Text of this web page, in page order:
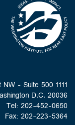
Homepage
1111 19th Street NW - Suite 500
D.C. 20036
Tel: 202-452-0650
Fax: 202-223-5364